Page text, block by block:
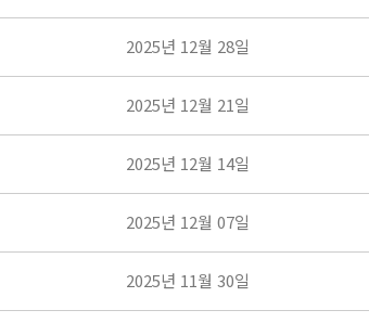
2025년 12월 28일
2025년 12월 21일
2025년 12월 14일
2025년 12월 07일
2025년 11월 30일